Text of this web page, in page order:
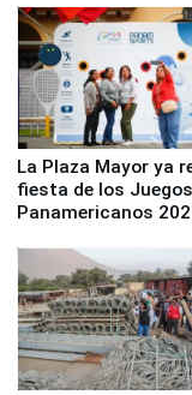
La Plaza Mayor ya
fiesta de los Juegos
Panamericanos